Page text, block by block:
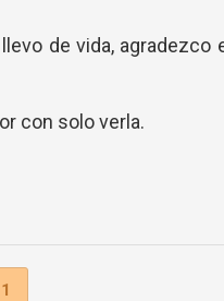
de vida, agradezco
con solo verla.
1